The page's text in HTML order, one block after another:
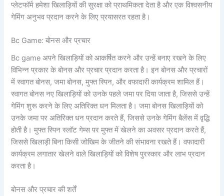
प्लेटफॉर्म हमेशा खिलाड़ियों की सुरक्षा को प्राथमिकता देता है और एक विश्वसनीय
गेमिंग अनुभव प्रदान करने के लिए प्रयासरत रहता है।
Bc Game: बोनस और प्रचार
Bc game अपने खिलाड़ियों को आकर्षित करने और उन्हें बनाए रखने के लिए
विभिन्न प्रकार के बोनस और प्रचार प्रदान करता है। इन बोनस और प्रचारों
में स्वागत बोनस, जमा बोनस, मुफ्त स्पिन, और वफादारी कार्यक्रम शामिल हैं।
स्वागत बोनस नए खिलाड़ियों को उनके पहले जमा पर दिया जाता है, जिससे उन्हें
गेमिंग शुरू करने के लिए अतिरिक्त धन मिलता है। जमा बोनस खिलाड़ियों को
उनके जमा पर अतिरिक्त धन प्रदान करते हैं, जिससे उनके गेमिंग बैलेंस में वृद्धि
होती है। मुफ्त स्पिन स्लॉट गेम्स पर मुफ्त में खेलने का अवसर प्रदान करते हैं,
जिससे खिलाड़ी बिना किसी जोखिम के जीतने की संभावना रखते हैं। वफादारी
कार्यक्रम लगातार खेलने वाले खिलाड़ियों को विशेष पुरस्कार और लाभ प्रदान
करता है।
बोनस और प्रचार की शर्तें